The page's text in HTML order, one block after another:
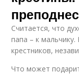
Считается, что
папа – к
крестников,
Что может